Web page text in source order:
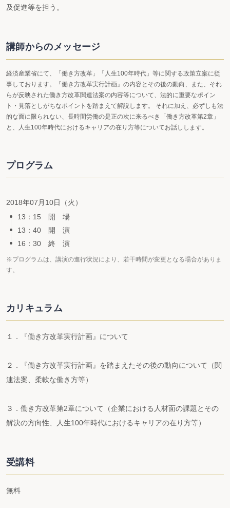
及促進等を担う。
講師からのメッセージ
経済産業省にて、「働き方改革」「人生100年時代」等に関する政策立案に従
事しております。『働き方改革実行計画』の内容とその後の動向、また、それ
らが反映された働き方改革関連法案の内容等について、法的に重要なポイン
ト・見落としがちなポイントを踏まえて解説します。 それに加え、必ずしも法
的な面に限られない、長時間労働の是正の次に来るべき「働き方改革第2章」
と、人生100年時代におけるキャリアの在り方等についてお話しします。
プログラム
2018年07月10日（火）
13：15 開 場
13：40 開 演
16：30 終 演
※プログラムは、講演の進行状況により、若干時間が変更となる場合がありま
す。
カリキュラム
１．『働き方改革実行計画』について
２．『働き方改革実行計画』を踏まえたその後の動向について（関
連法案、柔軟な働き方等）
３．働き方改革第2章について（企業における人材面の課題とその
解決の方向性、人生100年時代におけるキャリアの在り方等）
受講料
無料